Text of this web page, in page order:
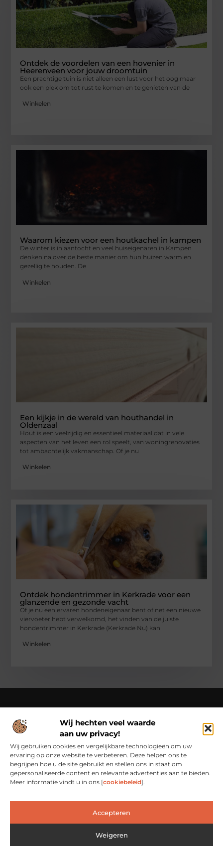
Wij hechten veel waarde
aan uw privacy!
Wij gebruiken cookies en vergelijkbare technologieën om uw
ervaring op onze website te verbeteren. Deze helpen ons te
begrijpen hoe u de site gebruikt en stellen ons in staat om
gepersonaliseerde content en relevante advertenties aan te bieden.
Meer informatie vindt u in ons [cookiebeleid].
Accepteren
Weigeren
Ontdek de voordelen van een hovenier in
Heerenveen voor jouw droomtuin
Een prachtige tuin is niet alleen een lust voor het oog maar
ook een plek om tot rust te komen en te genieten van de
Winkelen
Waarom kiezen voor een houtkachel in kampen
De winter is in aantocht en veel huiseigenaren in Kampen
denken na over de beste manier om hun huizen warm en
gezellig te houden. De
Winkelen
Een kijkje in de wereld van houthandel in
Oldenzaal
Hout is een veelzijdig en essentieel materiaal dat in vele
aspecten van het leven een rol speelt, van woningrenovaties
tot ambachtelijk vakmanschap. Of je nu
Winkelen
Ontdek hondentrimmer in Kerkrade voor een
glanzende en gezonde vacht
Of je nu een ervaren hondeneigenaar bent of net een nieuwe
viervoeter hebt verwelkomd, het vinden van de juiste
hondentrimmer in Kerkrade (Kerkrade Nu) kan
Winkelen
Over Cn-flex
Cn-flex.nl – Altijd in beweging – verhalen voor elke dag.
Ontdek inspirerende blogs en artikelen die het dagelijks leven
in al zijn facetten belichten.
Bericht categorie